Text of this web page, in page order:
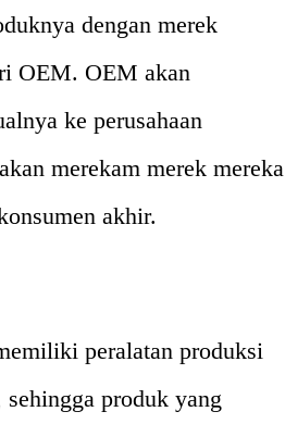
dengan merek
OEM. OEM akan
ke perusahaan
merekam merek mereka
akhir.
peralatan produksi
produk yang